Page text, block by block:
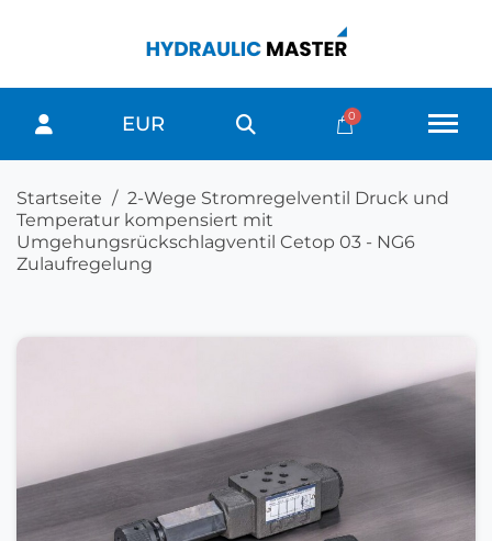
EUR
Startseite
2-Wege Stromregelventil Druck und
Temperatur kompensiert mit
Umgehungsrückschlagventil Cetop 03 - NG6
Zulaufregelung